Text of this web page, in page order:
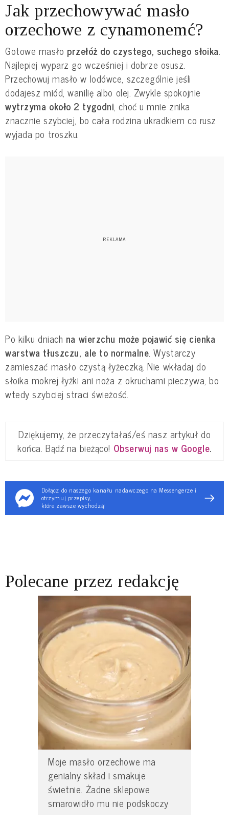
Jak przechowywać masło
orzechowe z cynamonemć?
Gotowe masło przełóż do czystego, suchego słoika.
Najlepiej wyparz go wcześniej i dobrze osusz.
Przechowuj masło w lodówce, szczególnie jeśli
dodajesz miód, wanilię albo olej. Zwykle spokojnie
wytrzyma około 2 tygodni, choć u mnie znika
znacznie szybciej, bo cała rodzina ukradkiem co rusz
wyjada po troszku.
Po kilku dniach na wierzchu może pojawić się cienka
warstwa tłuszczu, ale to normalne. Wystarczy
zamieszać masło czystą łyżeczką. Nie wkładaj do
słoika mokrej łyżki ani noża z okruchami pieczywa, bo
wtedy szybciej straci świeżość.
Dziękujemy, że przeczytałaś/eś nasz artykuł do
końca. Bądź na bieżąco! Obserwuj nas w Google.
Dołącz do naszego kanału nadawczego na Messengerze i
otrzymuj przepisy,
które zawsze wychodzą!
Polecane przez redakcję
Moje masło orzechowe ma
genialny skład i smakuje
świetnie. Żadne sklepowe
smarowidło mu nie podskoczy